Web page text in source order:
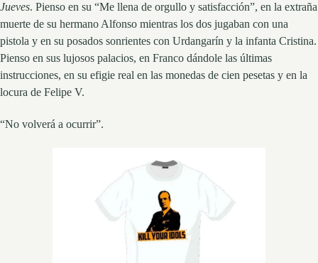
Jueves. Pienso en su “Me llena de orgullo y satisfacción”, en la extraña
muerte de su hermano Alfonso mientras los dos jugaban con una
pistola y en su posados sonrientes con Urdangarín y la infanta Cristina.
Pienso en sus lujosos palacios, en Franco dándole las últimas
instrucciones, en su efigie real en las monedas de cien pesetas y en la
locura de Felipe V.
“No volverá a ocurrir”.